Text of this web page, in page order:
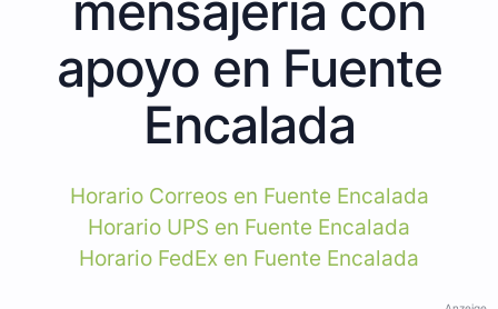
apoyo en Fuente
Encalada
Horario Correos en Fuente Encalada
Horario UPS en Fuente Encalada
Horario FedEx en Fuente Encalada